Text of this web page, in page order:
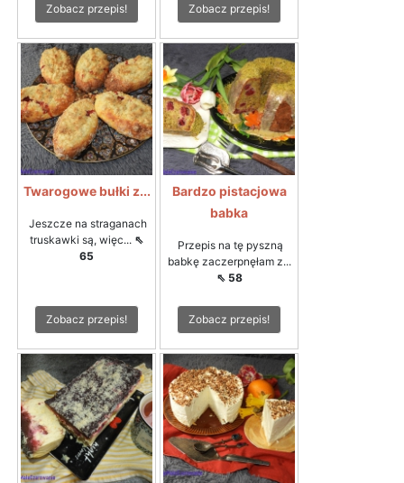
Zobacz przepis! Zobacz przepis!
Twarogowe bułki z...
Jeszcze na straganach
truskawki są, więc... ⇖
65
Zobacz przepis!
Bardzo pistacjowa
babka
Przepis na tę pyszną
babkę zaczerpnęłam z...
⇖ 58
Zobacz przepis!